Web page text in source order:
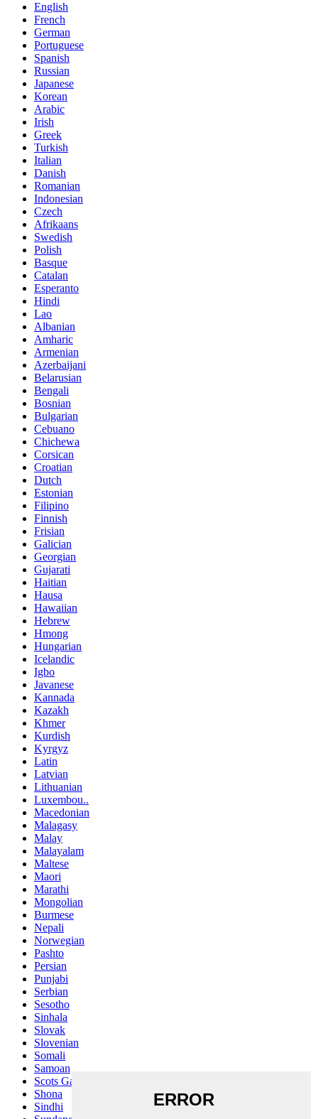
English
French
German
Portuguese
Spanish
Russian
Japanese
Korean
Arabic
Irish
Greek
Turkish
Italian
Danish
Romanian
Indonesian
Czech
Afrikaans
Swedish
Polish
Basque
Catalan
Esperanto
Hindi
Lao
Albanian
Amharic
Armenian
Azerbaijani
Belarusian
Bengali
Bosnian
Bulgarian
Cebuano
Chichewa
Corsican
Croatian
Dutch
Estonian
Filipino
Finnish
Frisian
Galician
Georgian
Gujarati
Haitian
Hausa
Hawaiian
Hebrew
Hmong
Hungarian
Icelandic
Igbo
Javanese
Kannada
Kazakh
Khmer
Kurdish
Kyrgyz
Latin
Latvian
Lithuanian
Luxembou..
Macedonian
Malagasy
Malay
Malayalam
Maltese
Maori
Marathi
Mongolian
Burmese
Nepali
Norwegian
Pashto
Persian
Punjabi
Serbian
Sesotho
Sinhala
Slovak
Slovenian
Somali
Samoan
Scots Gaelic
Shona
Sindhi